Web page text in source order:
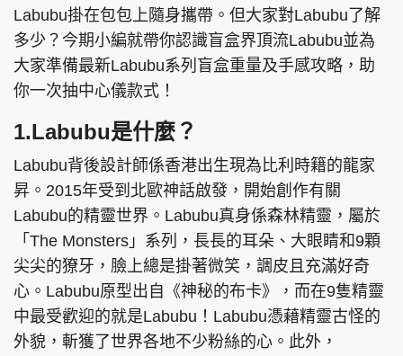
Labubu掛在包包上隨身攜帶。但大家對Labubu了解
多少？今期小編就帶你認識盲盒界頂流Labubu並為
大家準備最新Labubu系列盲盒重量及手感攻略，助
你一次抽中心儀款式！
1.Labubu是什麼？
Labubu背後設計師係香港出生現為比利時籍的龍家
昇。2015年受到北歐神話啟發，開始創作有關
Labubu的精靈世界。Labubu真身係森林精靈，屬於
「The Monsters」系列，長長的耳朵、大眼睛和9顆
尖尖的獠牙，臉上總是掛著微笑，調皮且充滿好奇
心。Labubu原型出自《神秘的布卡》，而在9隻精靈
中最受歡迎的就是Labubu！Labubu憑藉精靈古怪的
外貌，斬獲了世界各地不少粉絲的心。此外，